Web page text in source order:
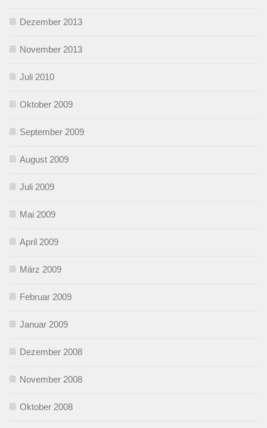
Dezember 2013
November 2013
Juli 2010
Oktober 2009
September 2009
August 2009
Juli 2009
Mai 2009
April 2009
März 2009
Februar 2009
Januar 2009
Dezember 2008
November 2008
Oktober 2008